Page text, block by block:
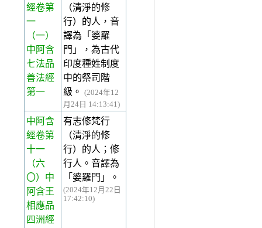
經卷第
一
（一）
中阿含
七法品
善法經
第一
（清淨的修
行）的人，音
譯為「婆羅
門」，為古代
印度種姓制度
中的祭司階
級。
(2024年12
月24日 14:13:41)
中阿含
經卷第
十一
（六
〇）中
阿含王
相應品
四洲經
有志修梵行
（清淨的修
行）的人；修
行人。音譯為
「婆羅門」。
(2024年12月22日
17:42:10)